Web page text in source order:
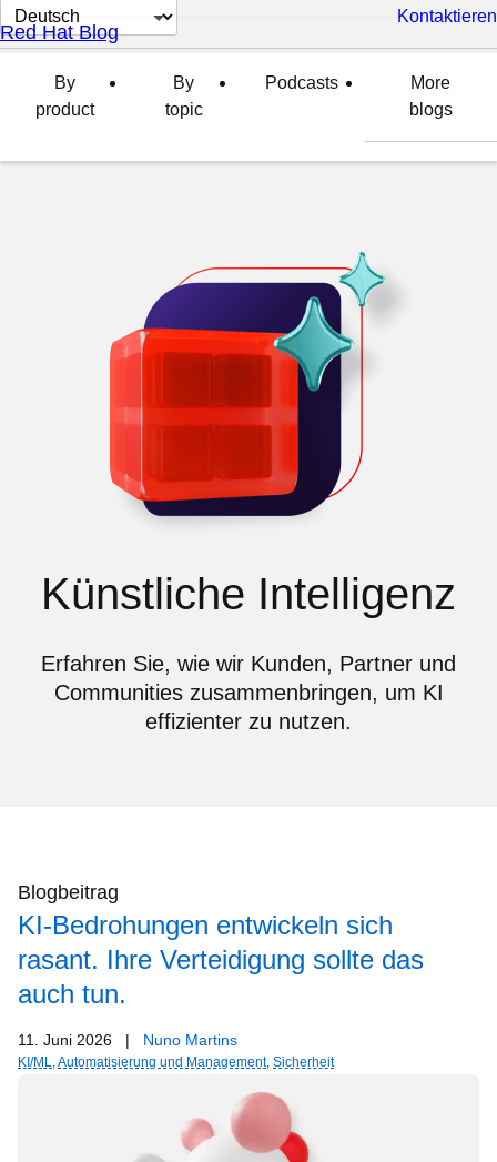
Sprache
auswählen
Kontaktieren
Red Hat Blog
By
product
By
topic
Podcasts
More
blogs
Künstliche Intelligenz
Erfahren Sie, wie wir Kunden, Partner und
Communities zusammenbringen, um KI
effizienter zu nutzen.
Blogbeitrag
KI-Bedrohungen entwickeln sich
rasant. Ihre Verteidigung sollte das
auch tun.
11. Juni 2026 | Nuno Martins
KI/ML,Automatisierung und Management, Sicherheit